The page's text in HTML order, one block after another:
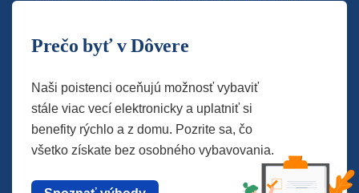
Prečo byť v Dôvere
Naši poistenci oceňujú možnosť vybaviť
stále viac vecí elektronicky a uplatniť si
benefity rýchlo a z domu. Pozrite sa, čo
všetko získate bez osobného vybavovania.